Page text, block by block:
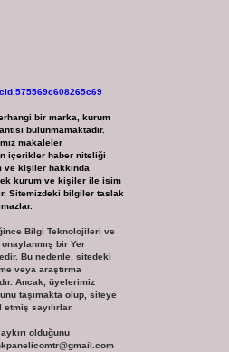
bir marka, kurum
bulunmamaktadır.
makaleler
içerikler haber niteliği
ve kişiler hakkında
kurum ve kişiler ile isim
Sitemizdeki bilgiler taslak
Bilgi Teknolojileri ve
onaylanmış bir Yer
Bu nedenle, sitedeki
veya araştırma
Ancak, üyelerimiz
taşımakta olup, siteye
sayılırlar.
olduğunu